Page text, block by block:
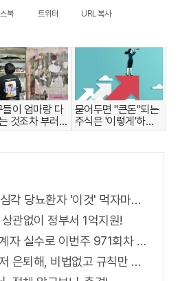
북 트위터 URL 복사
들이 엄마랑 다
것조차 부러
묻어두면 "큰돈"되는
주식은 '이렇게'하면
"공복혈당" 300넘는 심각 당뇨환자 '이것' 먹자마자..바로
관없이 정부서 1억지원!
"한국로또 망했다" 관계자 실수로 이번주 971회차 번호 6자리 공개!? 꼭 확인해라!
31살에 29억 벌고 먼저 은퇴해, 비법없고 규칙만 지켰다!